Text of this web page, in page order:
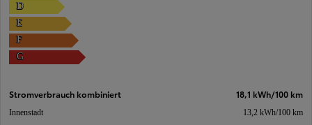
D
E
F
G
Stromverbrauch kombiniert 18,1 kWh/100 km
Innenstadt
13,2 kWh/100 km